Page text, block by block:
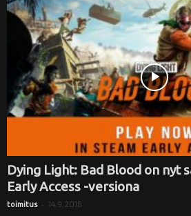
Dying Light: Bad Blood on nyt
Early Access -versiona
toimitus - 14.9.2018